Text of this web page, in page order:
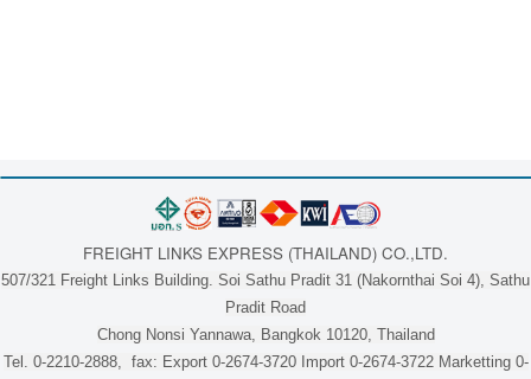
FREIGHT LINKS EXPRESS (THAILAND) CO.,LTD.
507/321 Freight Links Building. Soi Sathu Pradit 31 (Nakornthai Soi 4), Sathu
Pradit Road
Chong Nonsi Yannawa, Bangkok 10120, Thailand
Tel. 0-2210-2888, fax: Export 0-2674-3720 Import 0-2674-3722 Marketting 0-